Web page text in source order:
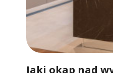
Jaki okap nad